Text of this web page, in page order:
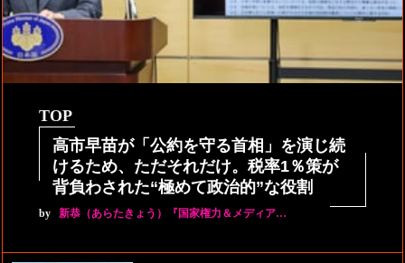
TOP
高市早苗が「公約を守る首相」を演じ続
けるため、ただそれだけ。税率1％策が
背負わされた“極めて政治的”な役割
by 新恭（あらたきょう）『国家権力＆メディア…